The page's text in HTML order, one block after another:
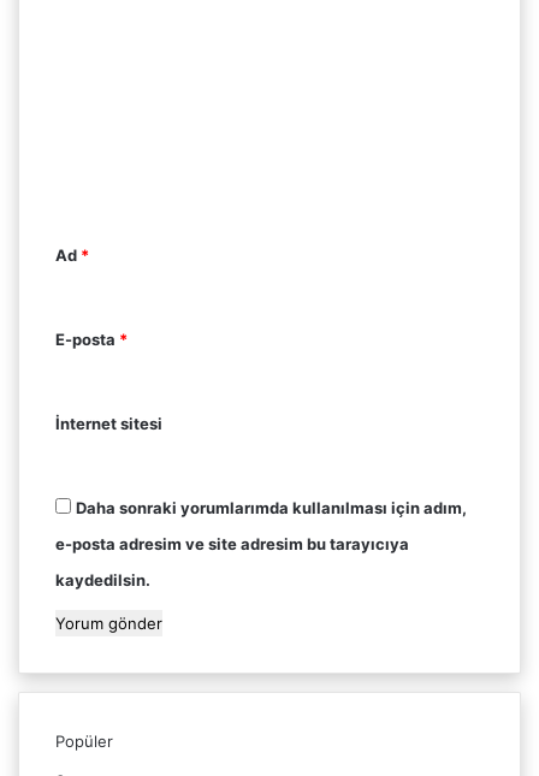
Ad *
E-posta *
İnternet sitesi
Daha sonraki yorumlarımda kullanılması için adım,
e-posta adresim ve site adresim bu tarayıcıya
kaydedilsin.
Popüler